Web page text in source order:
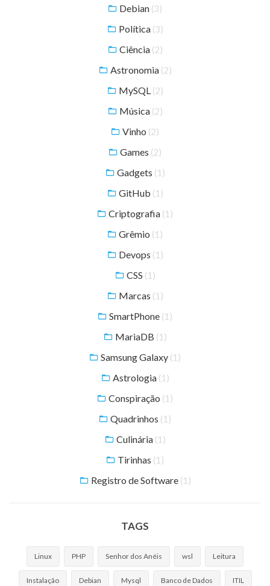
Debian (3)
Política (3)
Ciência (2)
Astronomia (2)
MySQL (2)
Música (2)
Vinho (2)
Games (2)
Gadgets (1)
GitHub (1)
Criptografia (1)
Grêmio (1)
Devops (1)
CSS (1)
Marcas (1)
SmartPhone (1)
MariaDB (1)
Samsung Galaxy (1)
Astrologia (1)
Conspiração (1)
Quadrinhos (1)
Culinária (1)
Tirinhas (1)
Registro de Software (1)
TAGS
Linux PHP Senhor dos Anéis wsl Leitura
Instalação Debian Mysql Banco de Dados ITIL